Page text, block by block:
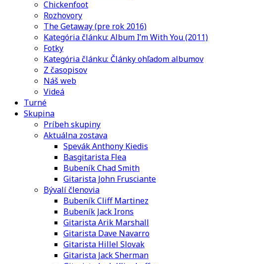
Chickenfoot
Rozhovory
The Getaway (pre rok 2016)
Kategória článku: Album I’m With You (2011)
Fotky
Kategória článku: Články ohľadom albumov
Z časopisov
Náš web
Videá
Turné
Skupina
Príbeh skupiny
Aktuálna zostava
Spevák Anthony Kiedis
Basgitarista Flea
Bubeník Chad Smith
Gitarista John Frusciante
Bývalí členovia
Bubeník Cliff Martinez
Bubeník Jack Irons
Gitarista Arik Marshall
Gitarista Dave Navarro
Gitarista Hillel Slovak
Gitarista Jack Sherman